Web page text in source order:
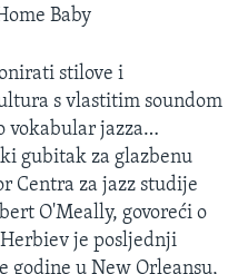
Baby
stilove i
s vlastitim soundom
vokabular jazza…
gubitak za glazbenu
Centra za jazz studije
O'Meally, govoreći o
je posljednji
godine u New Orleansu,